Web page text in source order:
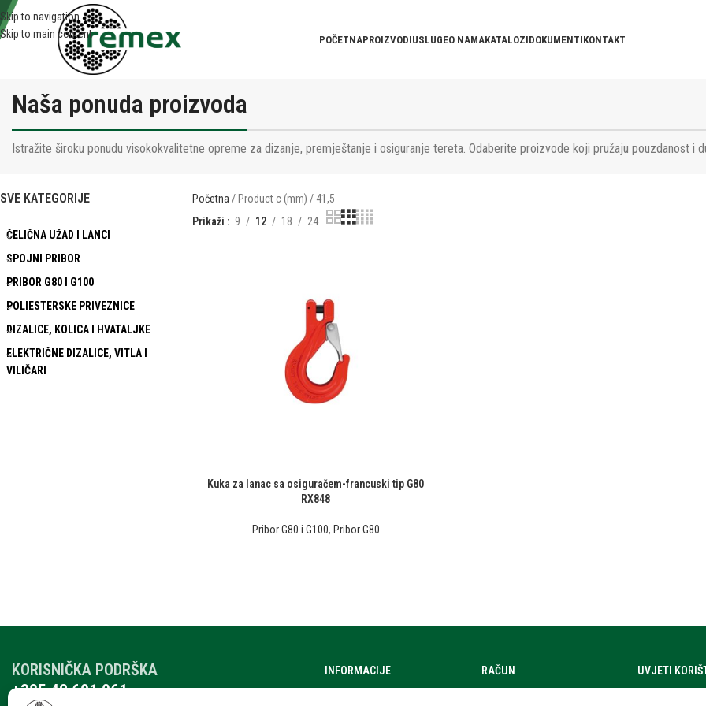
Skip to navigation
Skip to main content
POČETNAPROIZVODIUSLUGEO NAMAKATALOZIDOKUMENTIKONTAKT
Naša ponuda proizvoda
Istražite široku ponudu visokokvalitetne opreme za dizanje, premještanje i osiguranje tereta. Odaberite proizvode koji pružaju pouzdanost i
SVE KATEGORIJE
ČELIČNA UŽAD I LANCI
SPOJNI PRIBOR
PRIBOR G80 I G100
POLIESTERSKE PRIVEZNICE
DIZALICE, KOLICA I HVATALJKE
ELEKTRIČNE DIZALICE, VITLA I
VILIČARI
Početna Product c (mm) 41,5
Prikaži
9 12 18 24
Kuka za lanac sa osiguračem-francuski tip G80
RX848
Pribor G80 i G100, Pribor G80
KORISNIČKA PODRŠKA
+385 42 601 061
INFORMACIJE RAČUN UVJETI